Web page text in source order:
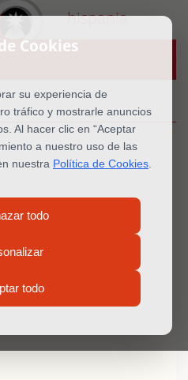
Cookies
su experiencia de
tráfico y mostrarle anuncios
Al hacer clic en “Aceptar
a nuestro uso de las
nuestra Política de Cookies
todo
todo
hispania